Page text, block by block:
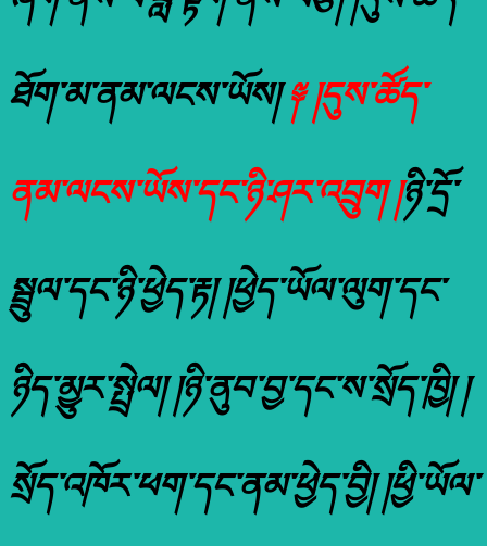
ཐོག་མ་ནམ་ལངས་ཡོས།༈ །དུས་ཚོད་
ནམ་ལངས་ཡོས་དང་ཉི་ཤར་འབྲུག །ཉི་དྲོ་
སྦྲུལ་དང་ཉི་ཕྱེད་རྟ། །ཕྱེད་ཡོལ་ལུག་དང་
ཉིད་མྱུར་སྤྲེལ། །ཉི་ནུབ་བྱ་དང་ས་སྲོད་ཁྱི། །
སྲོད་འཁོར་ཕག་དང་ནམ་ཕྱེད་བྱི། །ཕྱི་ཡོལ་